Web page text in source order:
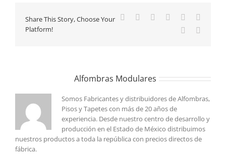
Share This Story, Choose Your
Platform!
Facebook Reddit LinkedIn
Tumblr
Alfombras Modulares
Somos Fabricantes y distribuidores de Alfombras,
Pisos y Tapetes con más de 20 años de
experiencia. Desde nuestro centro de desarrollo y
producción en el Estado de México distribuimos
nuestros productos a toda la república con precios directos de
fábrica.